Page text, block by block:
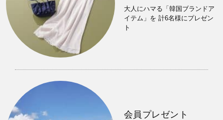
大人にハマる「韓国ブランドア
イテム」を 計6名様にプレゼン
ト
会員プレゼント